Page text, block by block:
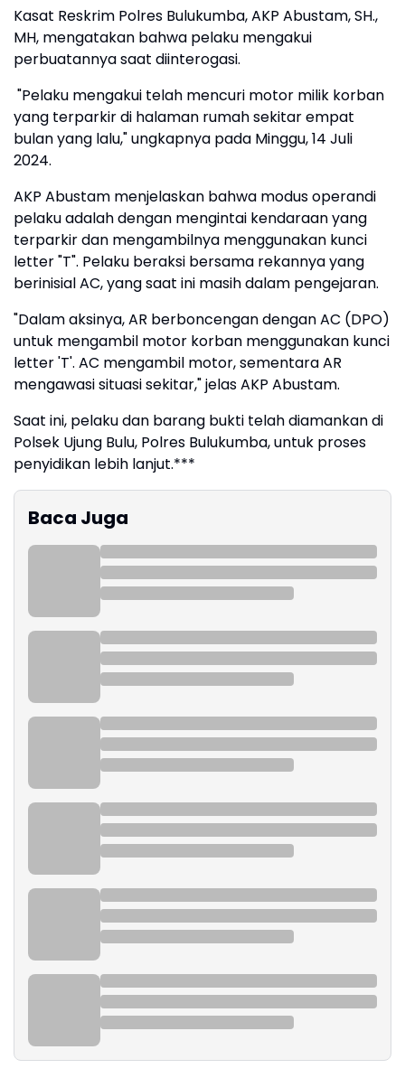
Kasat Reskrim Polres Bulukumba, AKP Abustam, SH.,
MH, mengatakan bahwa pelaku mengakui
perbuatannya saat diinterogasi.
"Pelaku mengakui telah mencuri motor milik korban
yang terparkir di halaman rumah sekitar empat
bulan yang lalu," ungkapnya pada Minggu, 14 Juli
2024.
AKP Abustam menjelaskan bahwa modus operandi
pelaku adalah dengan mengintai kendaraan yang
terparkir dan mengambilnya menggunakan kunci
letter "T". Pelaku beraksi bersama rekannya yang
berinisial AC, yang saat ini masih dalam pengejaran.
"Dalam aksinya, AR berboncengan dengan AC (DPO)
untuk mengambil motor korban menggunakan kunci
letter 'T'. AC mengambil motor, sementara AR
mengawasi situasi sekitar," jelas AKP Abustam.
Saat ini, pelaku dan barang bukti telah diamankan di
Polsek Ujung Bulu, Polres Bulukumba, untuk proses
penyidikan lebih lanjut.***
Baca Juga